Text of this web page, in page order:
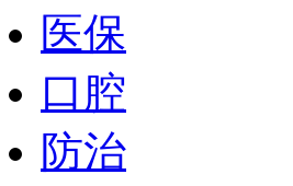
医保
口腔
防治